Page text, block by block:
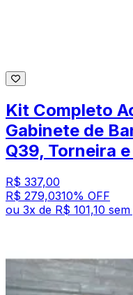
Kit Completo
Gabinete de
Q39, Torneira
R$ 337,00
R$ 279,0310% OFF
ou 3x de R$ 101,10